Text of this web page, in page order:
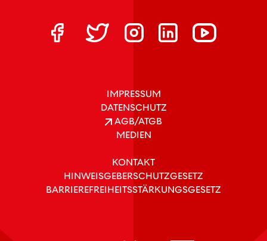
IMPRESSUM
DATENSCHUTZ
AGB/ATGB
MEDIEN
KONTAKT
HINWEISGEBERSCHUTZGESETZ
BARRIEREFREIHEITSSTÄRKUNGSGESETZ